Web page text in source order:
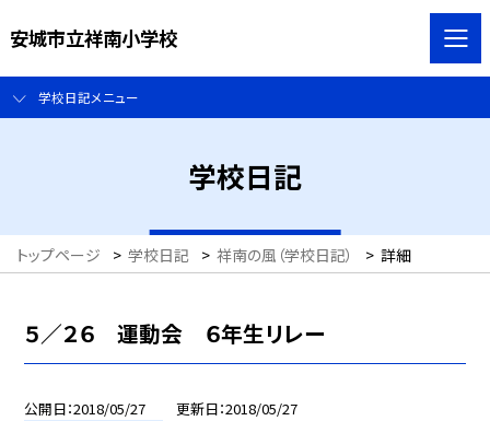
安城市立祥南小学校
学校日記メニュー
学校日記
トップページ > 学校日記 > 祥南の風（学校日記） > 詳細
５／２６ 運動会 ６年生リレー
公開日 2018/05/27 更新日 2018/05/27